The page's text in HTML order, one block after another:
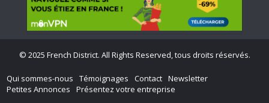
© 2025 French District. All Rights Reserved, tous droits réservés.
Qui sommes-nous Témoignages Contact Newsletter
Petites Annonces
Présentez votre entreprise